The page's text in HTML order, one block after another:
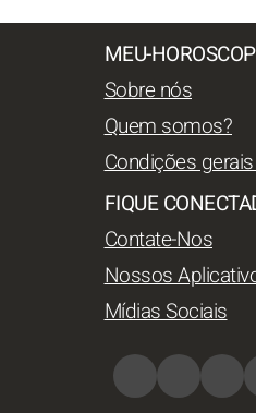
MEU-
Sobre nós
Quem somos?
Condições
FIQUE
Contate-Nos
Nossos
Mídias Sociais